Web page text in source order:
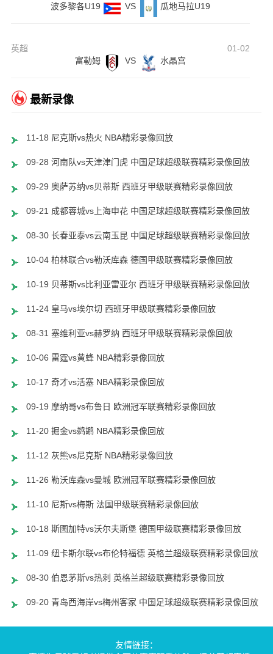
波多黎各U19
VS 瓜地马拉U19
英超
01-02
富勒姆
VS 水晶宫
最新录像
11-18 尼克斯vs热火 NBA精彩录像回放
09-28 河南队vs天津津门虎 中国足球超级联赛精彩录像回放
09-29 奥萨苏纳vs贝蒂斯 西班牙甲级联赛精彩录像回放
09-21 成都蓉城vs上海申花 中国足球超级联赛精彩录像回放
08-30 长春亚泰vs云南玉昆 中国足球超级联赛精彩录像回放
10-04 柏林联合vs勒沃库森 德国甲级联赛精彩录像回放
10-19 贝蒂斯vs比利亚雷亚尔 西班牙甲级联赛精彩录像回放
11-24 皇马vs埃尔切 西班牙甲级联赛精彩录像回放
08-31 塞维利亚vs赫罗纳 西班牙甲级联赛精彩录像回放
10-06 雷霆vs黄蜂 NBA精彩录像回放
10-17 奇才vs活塞 NBA精彩录像回放
09-19 摩纳哥vs布鲁日 欧洲冠军联赛精彩录像回放
11-20 掘金vs鹈鹕 NBA精彩录像回放
11-12 灰熊vs尼克斯 NBA精彩录像回放
11-26 勒沃库森vs曼城 欧洲冠军联赛精彩录像回放
11-10 尼斯vs梅斯 法国甲级联赛精彩录像回放
10-18 斯图加特vs沃尔夫斯堡 德国甲级联赛精彩录像回放
11-09 纽卡斯尔联vs布伦特福德 英格兰超级联赛精彩录像回放
08-30 伯恩茅斯vs热刺 英格兰超级联赛精彩录像回放
09-20 青岛西海岸vs梅州客家 中国足球超级联赛精彩录像回放
友情链接：